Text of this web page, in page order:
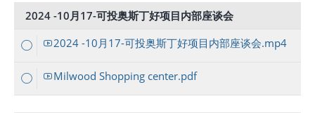
2024 -10月17-可投奥斯丁好项目内部座谈会
2024 -10月17-可投奥斯丁好项目内部座谈会.mp4
Milwood Shopping center.pdf